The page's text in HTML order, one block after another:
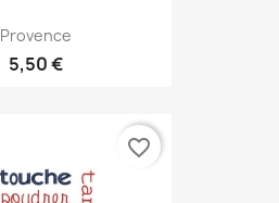
Provence
5,50 €
favorite_border